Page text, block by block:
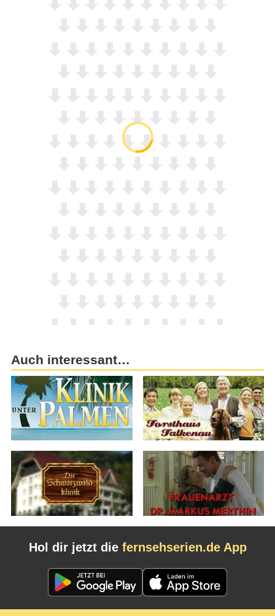
Auch interessant…
Hol dir jetzt die fernsehserien.de App